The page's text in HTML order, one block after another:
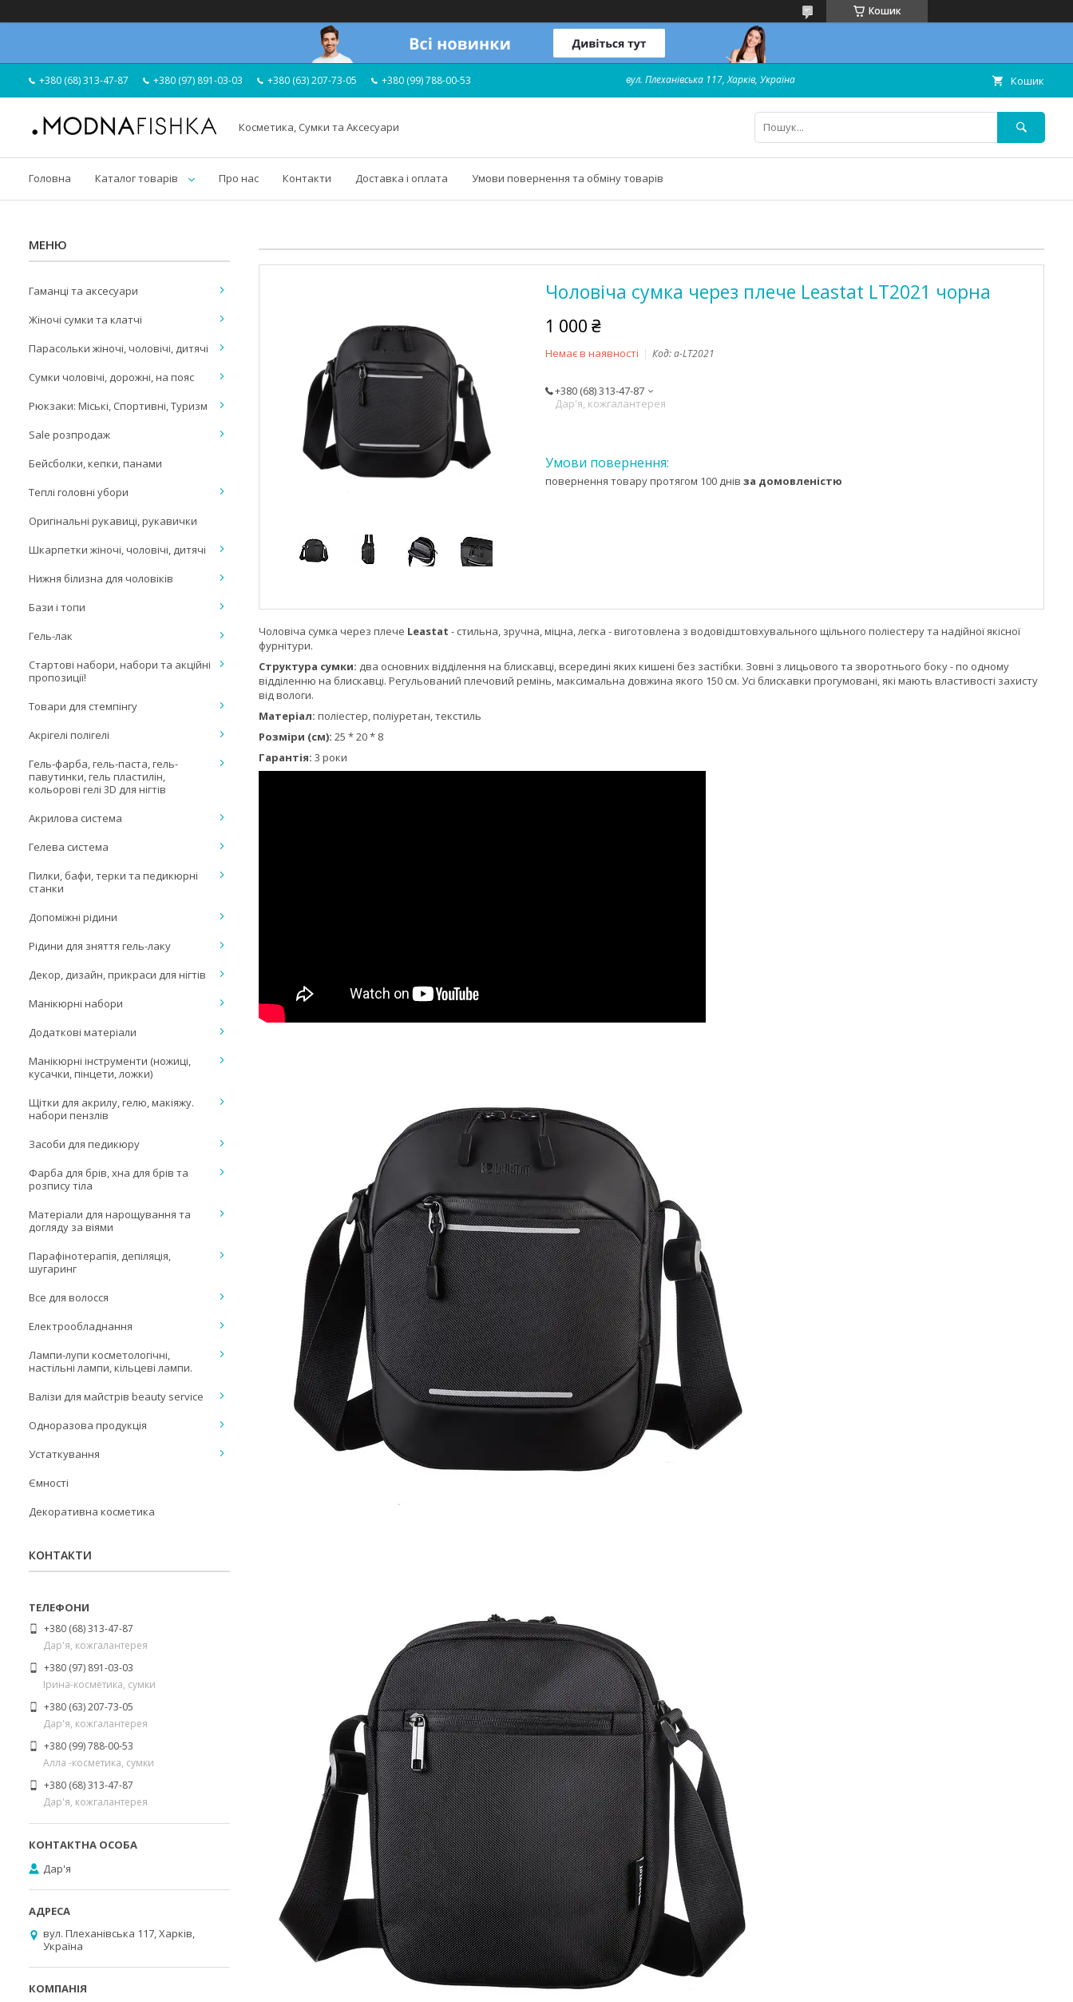
Кошик
+380 (68) 313-47-87 +380 (97) 891-03-03 +380 (63) 207-73-05 +380 (99) 788-00-53 вул. Плеханівська 117, Харків, Україна Кошик
Косметика, Сумки та Аксесуари
Головна Каталог товарів Про нас Контакти Доставка і оплата Умови повернення та обміну товарів
Чоловіча сумка через плече Leastat LT2021 чорна
1 000 ₴
Немає в наявності Код:a-LT2021
+380 (68) 313-47-87
Дар'я, кожгалантерея
повернення товару протягом 100 днів за домовленістю
Чоловіча сумка через плече Leastat - стильна, зручна, міцна, легка - виготовлена з водовідштовхувального щільного поліестеру та надійної якісної
фурнітури.
Структура сумки: два основних відділення на блискавці, всередині яких кишені без застібки. Зовні з лицьового та зворотнього боку - по одному
відділенню на блискавці. Регульований плечовий ремінь, максимальна довжина якого 150 см. Усі блискавки прогумовані, які мають властивості захисту
від вологи.
Матеріал: поліестер, поліуретан, текстиль
Розміри (см): 25 * 20 * 8
Гарантія: 3 роки
Гаманці та аксесуари
Жіночі сумки та клатчі
Парасольки жіночі, чоловічі, дитячі
Сумки чоловічі, дорожні, на пояс
Рюкзаки: Міські, Спортивні, Туризм
Sale розпродаж
Бейсболки, кепки, панами
Теплі головні убори
Оригінальні рукавиці, рукавички
Шкарпетки жіночі, чоловічі, дитячі
Нижня білизна для чоловіків
Бази і топи
Гель-лак
Стартові набори, набори та акційні
пропозиції!
Товари для стемпінгу
Акрігелі полігелі
Гель-фарба, гель-паста, гель-
павутинки, гель пластилін,
кольорові гелі 3D для нігтів
Акрилова система
Гелева система
Пилки, бафи, терки та педикюрні
станки
Допоміжні рідини
Рідини для зняття гель-лаку
Декор, дизайн, прикраси для нігтів
Манікюрні набори
Додаткові матеріали
Манікюрні інструменти (ножиці,
кусачки, пінцети, ложки)
Щітки для акрилу, гелю, макіяжу.
набори пензлів
Засоби для педикюру
Фарба для брів, хна для брів та
розпису тіла
Матеріали для нарощування та
догляду за віями
Парафінотерапія, депіляція,
шугаринг
Все для волосся
Електрообладнання
Лампи-лупи косметологічні,
настільні лампи, кільцеві лампи.
Валізи для майстрів beauty service
Одноразова продукція
Устаткування
Ємності
Декоративна косметика
КОНТАКТИ
+380 (68) 313-47-87
Дар'я, кожгалантерея
+380 (97) 891-03-03
Ірина-косметика, сумки
+380 (63) 207-73-05
Дар'я, кожгалантерея
+380 (99) 788-00-53
Алла -косметика, сумки
+380 (68) 313-47-87
Дар'я, кожгалантерея
Дар'я
вул. Плеханівська 117, Харків,
Україна